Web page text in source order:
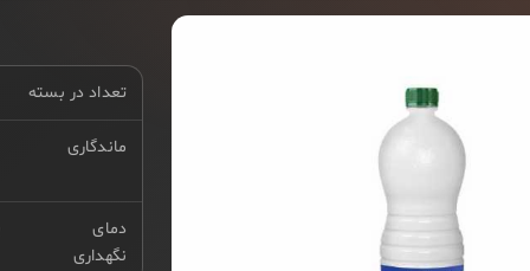
تعداد در بسته
ماندگاری
دمای
نگهداری